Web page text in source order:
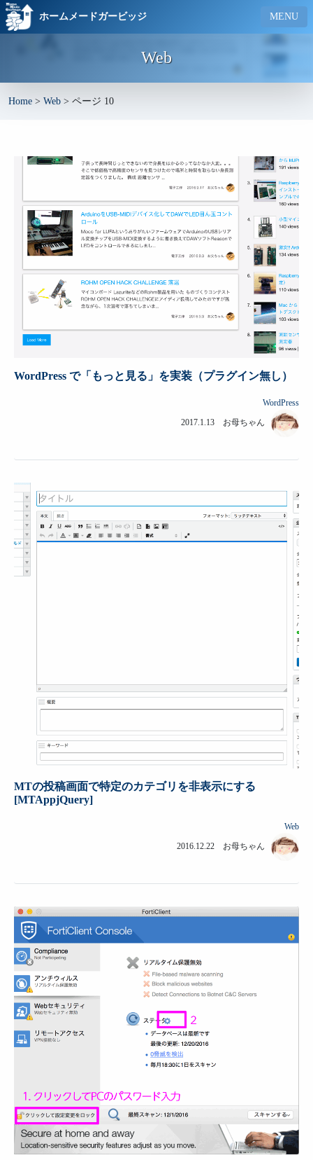
ホームメードガービッジ MENU
Web
Home > Web > ページ 10
WordPress で「もっと見る」を実装（プラグイン無し）
WordPress
2017.1.13 お母ちゃん
MTの投稿画面で特定のカテゴリを非表示にする
[MTAppjQuery]
Web
2016.12.22 お母ちゃん